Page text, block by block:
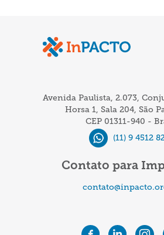
renda
a
de
da
América
Avenida Paulista, 2.073,
Horsa 1, Sala 204, São
CEP 01311-940 -
(11) 9 4512
Contato para